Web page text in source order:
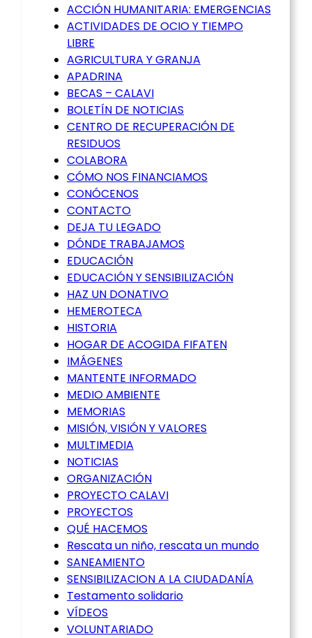
ACCIÓN HUMANITARIA: EMERGENCIAS
ACTIVIDADES DE OCIO Y TIEMPO
LIBRE
AGRICULTURA Y GRANJA
APADRINA
BECAS – CALAVI
BOLETÍN DE NOTICIAS
CENTRO DE RECUPERACIÓN DE
RESIDUOS
COLABORA
CÓMO NOS FINANCIAMOS
CONÓCENOS
CONTACTO
DEJA TU LEGADO
DÓNDE TRABAJAMOS
EDUCACIÓN
EDUCACIÓN Y SENSIBILIZACIÓN
HAZ UN DONATIVO
HEMEROTECA
HISTORIA
HOGAR DE ACOGIDA FIFATEN
IMÁGENES
MANTENTE INFORMADO
MEDIO AMBIENTE
MEMORIAS
MISIÓN, VISIÓN Y VALORES
MULTIMEDIA
NOTICIAS
ORGANIZACIÓN
PROYECTO CALAVI
PROYECTOS
QUÉ HACEMOS
Rescata un niño, rescata un mundo
SANEAMIENTO
SENSIBILIZACION A LA CIUDADANÍA
Testamento solidario
VÍDEOS
VOLUNTARIADO